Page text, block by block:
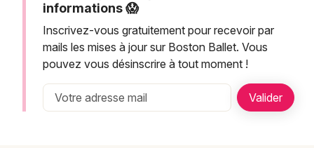
Manifestations
Foires & salons
Spectacles
Mulhouse
Nantes
informations 😱
Inscrivez-vous gratuitement pour recevoir par
mails les mises à jour sur Boston Ballet. Vous
pouvez vous désinscrire à tout moment !